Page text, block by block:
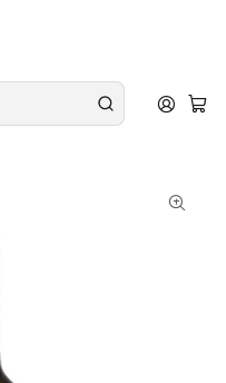
a partir de
Solar de Serrade
2024 Vinho Verde